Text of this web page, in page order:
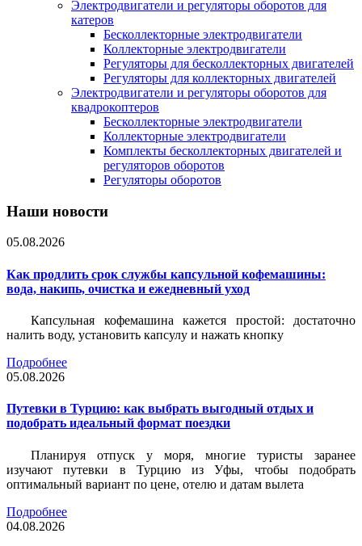
Электродвигатели и регуляторы оборотов для
катеров
Бесколлекторные электродвигатели
Коллекторные электродвигатели
Регуляторы для бесколлекторных двигателей
Регуляторы для коллекторных двигателей
Электродвигатели и регуляторы оборотов для
квадрокоптеров
Бесколлекторные электродвигатели
Коллекторные электродвигатели
Комплекты бесколлекторных двигателей и
регуляторов оборотов
Регуляторы оборотов
Наши новости
05.08.2026
Как продлить срок службы капсульной кофемашины:
вода, накипь, очистка и ежедневный уход
Капсульная кофемашина кажется простой: достаточно
налить воду, установить капсулу и нажать кнопку
Подробнее
05.08.2026
Путевки в Турцию: как выбрать выгодный отдых и
подобрать идеальный формат поездки
Планируя отпуск у моря, многие туристы заранее
изучают путевки в Турцию из Уфы, чтобы подобрать
оптимальный вариант по цене, отелю и датам вылета
Подробнее
04.08.2026